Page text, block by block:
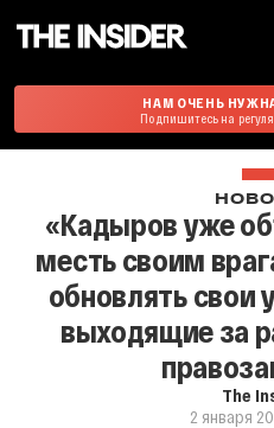
НАМ ОЧЕНЬ
Подпишитесь на
«Кадыров уже
месть своим
обновлять свои
выходящие за
The
2 января